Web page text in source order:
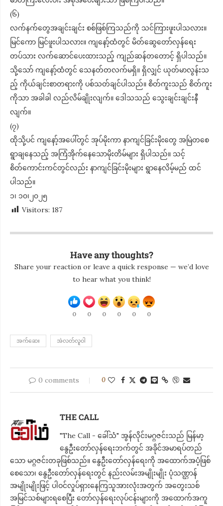
(၆)
လက်နက်တွေအချင်းချင်း စစ်ဖြစ်ကြသည်ကို သင်ကြားဖူးပါသလား။
မြင်ကော မြင်ဖူးပါသလား။ ကျ​​နော့်ထံတွင် မိတ်ဆွေတော်လှန်ရေး
တပ်သား လက်ဆောင်ပေးထားသည့် ကျည်ဆန်တတောင့် ရှိပါသည်။
သို့သော် ကျ​​နော့်ထံတွင် သေနတ်တလက်မရှိ။ ရှိလျှင် ယုတ်မာလွန်းသ
ည့် ကိုယ်ချင်းစာတရားကို ပစ်သတ်ချင်ပါသည်။ စိတ်ကူးသည် စိတ်ကူး
ကိုသာ အခါခါ လည်လိမ်ချိုးလျက်။ ဒေါသသည် သွေးချင်းချင်းနီ
လျက်။
(၇)
ထိုသို့ပင် ကျနော့်အပေါ်တွင် အုပ်မိုးကာ နာကျင်ခြင်းမိုးတွေ အမြဲတစေ
ရွာချနေသည့် ​အကြံအိုက်နေသောမိုးတိမ်များ ရှိပါသည်။ သင့်
စိတ်ကောင်းကင်တွင်လည်း နာကျင်ခြင်းမိုးများ ရွာနေလိမ့်မည် ထင်
ပါသည်။
၁၊ ၁၀၊၂၀၂၅
Visitors: 187
Have any thoughts?
Share your reaction or leave a quick response — we’d love
to hear what you think!
0 0 0 0 0 0
အက်ဆေး အဲလတ်လူဝါ
0 comments 0
THE CALL
"The Call - ခေါ်သံ" အွန်လိုင်းမဂ္ဂဇင်းသည် မြန်မာ့
နွေဦးတော်လှန်ရေးဘက်တွင် အခိုင်အမာရပ်တည်
သော မဂ္ဂဇင်းတခုဖြစ်သည်။ နွေဦးတော်လှန်ရေးကို အထောက်အပံ့ဖြစ်
စေသော၊ နွေဦးတော်လှန်ရေးတွင် နည်းလမ်းအမျိုးမျိုး ပုံသဏ္ဌာန်
အမျိုးမျိုးဖြင့် ပါဝင်လှုပ်ရှားနေကြသူအားလုံးအတွက် အတွေးသစ်
အမြင်သစ်များရစေပြီး တော်လှန်ရေးလုပ်ငန်းများကို အထောက်အကူ